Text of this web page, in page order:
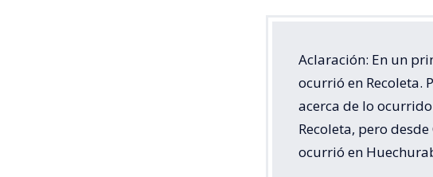
Aclaración: En un
ocurrió en Recoleta.
acerca de lo
Recoleta, pero
ocurrió en